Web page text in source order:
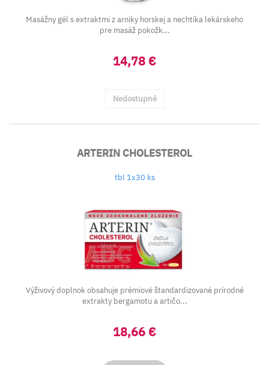
Masážny gél s extraktmi z arniky horskej a nechtíka lekárskeho
pre masáž pokožk...
14,78 €
Nedostupné
ARTERIN CHOLESTEROL
tbl 1x30 ks
Výživový doplnok obsahuje prémiové štandardizované prírodné
extrakty bergamotu a artičo...
18,66 €